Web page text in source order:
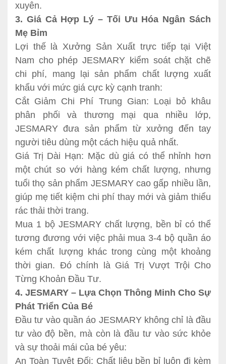
xuyên.
3. Giá Cả Hợp Lý – Tối Ưu Hóa Ngân Sách
Mẹ Bỉm
Lợi thế là Xưởng Sản Xuất trực tiếp tại Việt
Nam cho phép JESMARY kiểm soát chặt chẽ
chi phí, mang lại sản phẩm chất lượng xuất
khẩu với mức giá cực kỳ cạnh tranh:
Cắt Giảm Chi Phí Trung Gian: Loại bỏ khâu
phân phối và thương mại qua nhiều lớp,
JESMARY đưa sản phẩm từ xưởng đến tay
người tiêu dùng một cách hiệu quả nhất.
Giá Trị Dài Hạn: Mặc dù giá có thể nhỉnh hơn
một chút so với hàng kém chất lượng, nhưng
tuổi thọ sản phẩm JESMARY cao gấp nhiều lần,
giúp mẹ tiết kiệm chi phí thay mới và giảm thiểu
rác thải thời trang.
Mua 1 bộ JESMARY chất lượng, bền bỉ có thể
tương đương với việc phải mua 3-4 bộ quần áo
kém chất lượng khác trong cùng một khoảng
thời gian. Đó chính là Giá Trị Vượt Trội Cho
Từng Khoản Đầu Tư.
4. JESMARY – Lựa Chọn Thông Minh Cho Sự
Phát Triển Của Bé
Đầu tư vào quần áo JESMARY không chỉ là đầu
tư vào độ bền, mà còn là đầu tư vào sức khỏe
và sự thoải mái của bé yêu:
An Toàn Tuyệt Đối: Chất liệu bền bỉ luôn đi kèm